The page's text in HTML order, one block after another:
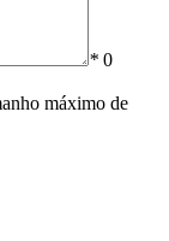
* 0
máximo de